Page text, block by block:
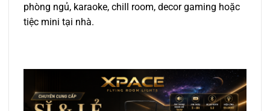
phòng ngủ, karaoke, chill room, decor gaming hoặc
tiệc mini tại nhà.